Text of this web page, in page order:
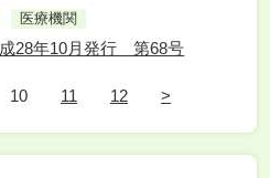
医療機関
28年10月発行 第68号
10 11 12 >